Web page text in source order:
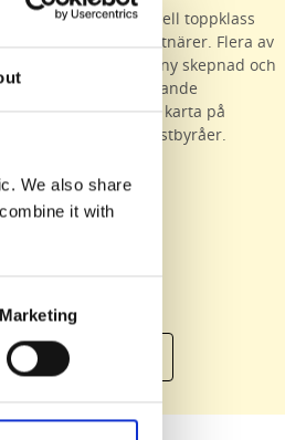
We also share
it with
Marketing
gatukonst i internationell toppklass
muralkonstnärer. Flera av
fasader har fått en ny skepnad och
bjuder på en spännande
i staden. En fysisk karta på
och Vänersborgs turistbyråer.
Vänersborg